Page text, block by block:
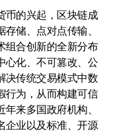
储、点对点传输、
组合创新的全新分布
心化、不可篡改、公
决传统交易模式中数
行为，从而构建可信
来多国政府机构、
企业以及标准、开源